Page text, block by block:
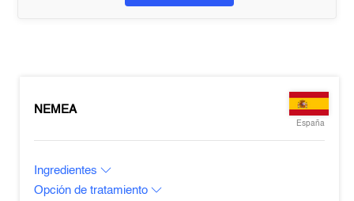
NEMEA
España
Ingredientes
Opción de tratamiento